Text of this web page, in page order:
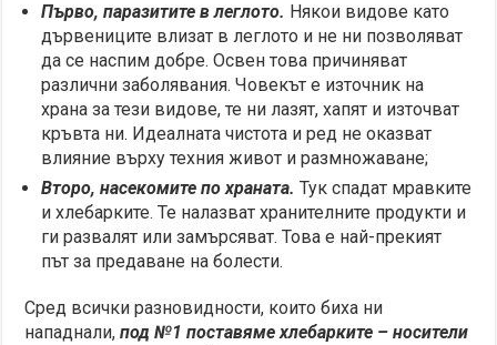
Първо, паразитите в леглото. Някои видове като
дървениците влизат в леглото и не ни позволяват
да се наспим добре. Освен това причиняват
различни заболявания. Човекът е източник на
храна за тези видове, те ни лазят, хапят и източват
кръвта ни. Идеалната чистота и ред не оказват
влияние върху техния живот и размножаване;
Второ, насекомите по храната. Тук спадат мравките
и хлебарките. Те налазват хранителните продукти и
ги развалят или замърсяват. Това е най-прекият
път за предаване на болести.
Сред всички разновидности, които биха ни
нападнали,под №1 поставяме хлебарките – носители